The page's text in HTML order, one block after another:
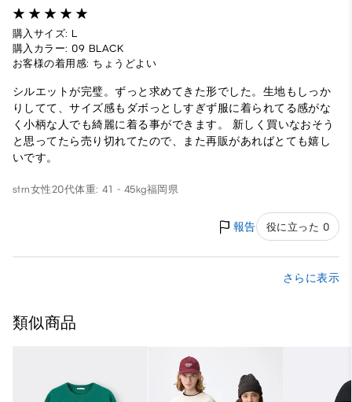
購入サイズ: L
購入カラー: 09 BLACK
お客様の着用感: ちょうどよい
シルエットが完璧。ずっと求めてきた形でした。生地もしっか
りしてて、サイズ感もダボっとしすぎず服に着られてる感がな
く小柄な人でも綺麗に着る事ができます。 新しく買いなおそう
と思ってたら売り切れてたので、また再販があればとても嬉し
いです。
strn女性20代体重: 41 - 45kg福岡県
報告 役に立った 0
さらに表示
類似商品